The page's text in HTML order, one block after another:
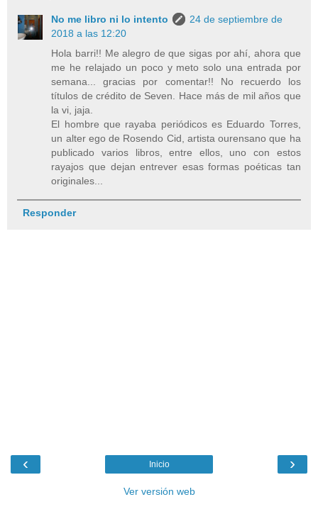
No me libro ni lo intento
24 de septiembre de
2018 a las 12:20
Hola barri!! Me alegro de que sigas por ahí, ahora que
me he relajado un poco y meto solo una entrada por
semana... gracias por comentar!! No recuerdo los
títulos de crédito de Seven. Hace más de mil años que
la vi, jaja.
El hombre que rayaba periódicos es Eduardo Torres,
un alter ego de Rosendo Cid, artista ourensano que ha
publicado varios libros, entre ellos, uno con estos
rayajos que dejan entrever esas formas poéticas tan
originales...
Responder
‹ ›
Inicio
Ver versión web